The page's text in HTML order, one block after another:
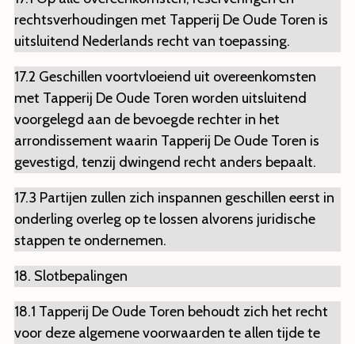
rechtsverhoudingen met Tapperij De Oude Toren is
uitsluitend Nederlands recht van toepassing.
17.2 Geschillen voortvloeiend uit overeenkomsten
met Tapperij De Oude Toren worden uitsluitend
voorgelegd aan de bevoegde rechter in het
arrondissement waarin Tapperij De Oude Toren is
gevestigd, tenzij dwingend recht anders bepaalt.
17.3 Partijen zullen zich inspannen geschillen eerst in
onderling overleg op te lossen alvorens juridische
stappen te ondernemen.
18. Slotbepalingen
18.1 Tapperij De Oude Toren behoudt zich het recht
voor deze algemene voorwaarden te allen tijde te